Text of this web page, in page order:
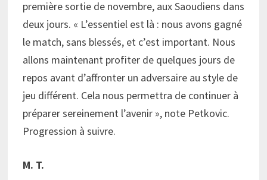
première sortie de novembre, aux Saoudiens dans
deux jours. « L’essentiel est là : nous avons gagné
le match, sans blessés, et c’est important. Nous
allons maintenant profiter de quelques jours de
repos avant d’affronter un adversaire au style de
jeu différent. Cela nous permettra de continuer à
préparer sereinement l’avenir », note Petkovic.
Progression à suivre.
M. T.